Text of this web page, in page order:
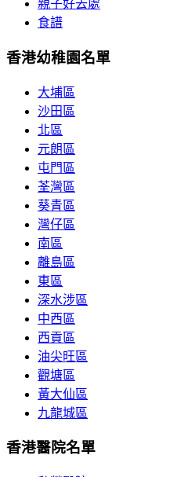
親子好去處
食譜
香港幼稚園名單
大埔區
沙田區
北區
元朗區
屯門區
荃灣區
葵青區
灣仔區
南區
離島區
東區
深水涉區
中西區
西貢區
油尖旺區
觀塘區
黃大仙區
九龍城區
香港醫院名單